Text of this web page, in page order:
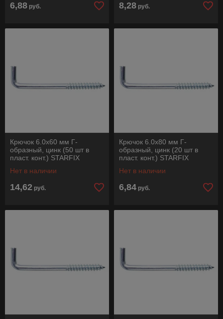
6,88 руб. 8,28 руб.
Крючок 6.0х60 мм Г-
образный, цинк (50 шт в
пласт. конт.) STARFIX
Нет в наличии
14,62 руб.
Крючок 6.0х80 мм Г-
образный, цинк (20 шт в
пласт. конт.) STARFIX
Нет в наличии
6,84 руб.